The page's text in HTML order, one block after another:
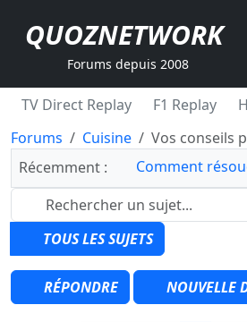
QUOZNETWORK
Forums depuis 2008
TV Direct Replay F1 Replay
Forums
Cuisine
Vos conseils
Récemment :
Comment
TOUS LES SUJETS
RÉPONDRE NOUVELLE